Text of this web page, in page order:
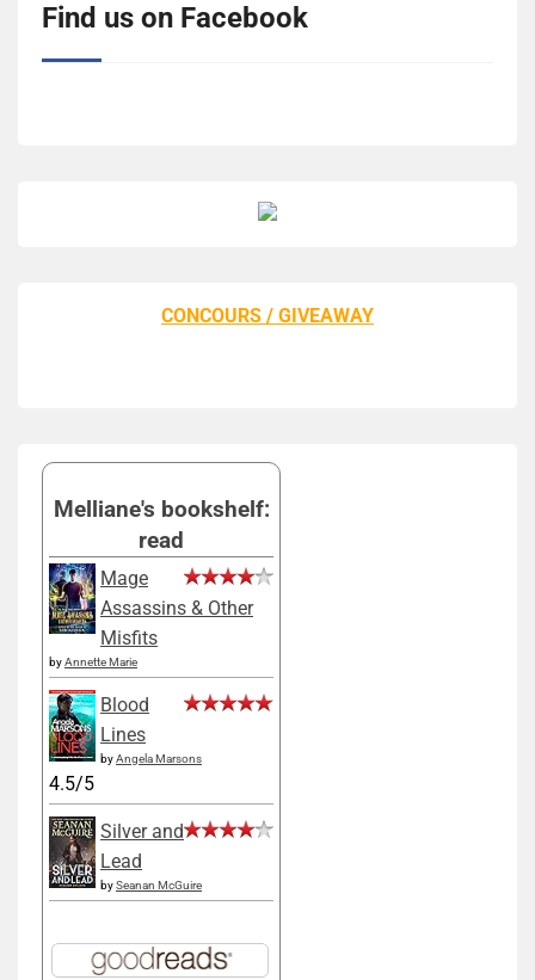
Find us on Facebook
CONCOURS / GIVEAWAY
Melliane's bookshelf:
read
Mage
Assassins & Other
Misfits
byAnnette Marie
Blood
Lines
byAngela Marsons
4.5/5
Silver and
Lead
bySeanan McGuire